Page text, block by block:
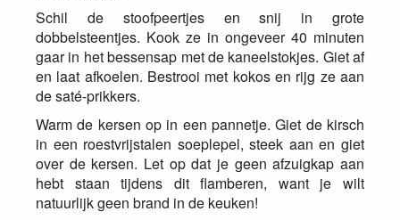
Schil de stoofpeertjes en snij in grote
dobbelsteentjes. Kook ze in ongeveer 40 minuten
gaar in het bessensap met de kaneelstokjes. Giet af
en laat afkoelen. Bestrooi met kokos en rijg ze aan
de saté-prikkers.
Warm de kersen op in een pannetje. Giet de kirsch
in een roestvrijstalen soeplepel, steek aan en giet
over de kersen. Let op dat je geen afzuigkap aan
hebt staan tijdens dit flamberen, want je wilt
natuurlijk geen brand in de keuken!